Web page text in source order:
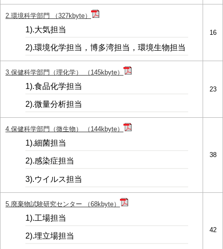
2.環境科学部門 （327kbyte）
1).大気担当
2).環境化学担当，博多湾担当，環境生物担当
16
3.保健科学部門（理化学） （145kbyte）
1).食品化学担当
2).微量分析担当
23
4.保健科学部門（微生物） （144kbyte）
1).細菌担当
2).感染症担当
3).ウイルス担当
38
5.廃棄物試験研究センター （68kbyte）
1).工場担当
2).埋立場担当
42